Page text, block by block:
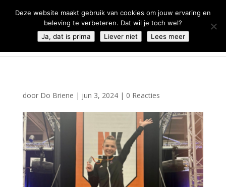
door Do Briene | jun 3, 2024| 0 Reacties
Deze website maakt gebruik van cookies om jouw ervaring en
beleving te verbeteren. Dat wil je toch wel?
Ja, dat is prima
Liever niet Lees meer